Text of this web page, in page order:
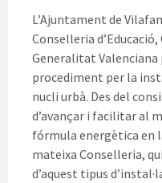
L’Ajuntament de
Conselleria
Generalitat
procediment per la
nucli urbà. Des del
d’avançar i facilitar al
fórmula energètica en
mateixa Conselleria,
d’aquest tipus